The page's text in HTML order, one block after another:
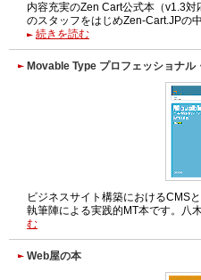
内容充実のZen Cart公式本（v1.3
のスタッフをはじめZen-Cart.JPの
続きを読む
Movable Type プロフェッショナル
ビジネスサイト構築におけるCMS
執筆陣による実践的MT本です。八
む
Web屋の本